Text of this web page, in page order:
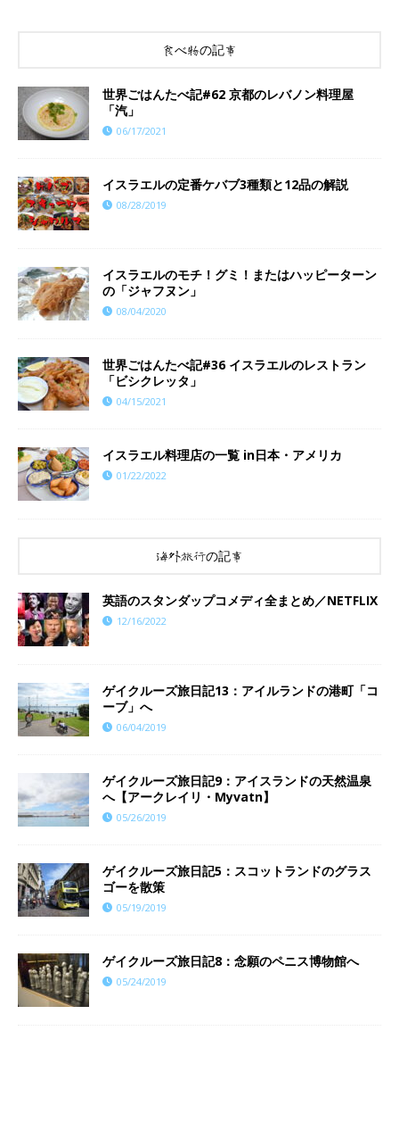
食べ物の記事
世界ごはんたべ記#62 京都のレバノン料理屋
「汽」
06/17/2021
イスラエルの定番ケバブ3種類と12品の解説
08/28/2019
イスラエルのモチ！グミ！またはハッピーターン
の「ジャフヌン」
08/04/2020
世界ごはんたべ記#36 イスラエルのレストラン
「ビシクレッタ」
04/15/2021
イスラエル料理店の一覧 in日本・アメリカ
01/22/2022
海外旅行の記事
英語のスタンダップコメディ全まとめ／NETFLIX
12/16/2022
ゲイクルーズ旅日記13：アイルランドの港町「コ
ーブ」へ
06/04/2019
ゲイクルーズ旅日記9：アイスランドの天然温泉
へ【アークレイリ・Myvatn】
05/26/2019
ゲイクルーズ旅日記5：スコットランドのグラス
ゴーを散策
05/19/2019
ゲイクルーズ旅日記8：念願のペニス博物館へ
05/24/2019